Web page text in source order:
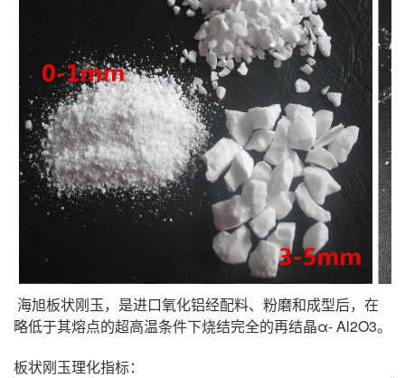
海旭板状刚玉，是进口氧化铝经配料、粉磨和成型后，在
略低于其熔点的超高温条件下烧结完全的再结晶α- Al2O3。
板状刚玉理化指标：